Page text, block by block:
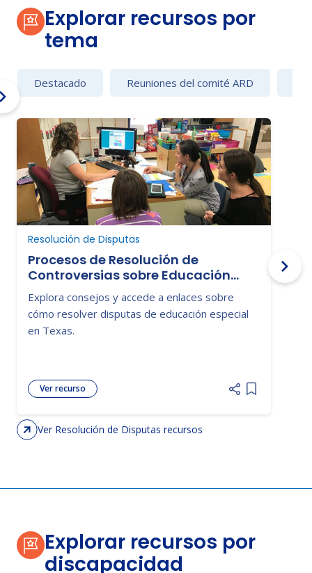
Explorar recursos por
tema
Destacado Reuniones del comité ARD
Resolución de Disputas
Procesos de Resolución de
Controversias sobre Educación
Especial
Explora consejos y accede a enlaces sobre
cómo resolver disputas de educación especial
en Texas.
Ver recurso
Add item
Ver Resolución de Disputas recursos
Explorar recursos por
discapacidad